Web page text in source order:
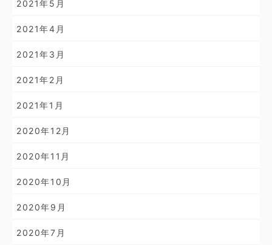
2021年5月
2021年4月
2021年3月
2021年2月
2021年1月
2020年12月
2020年11月
2020年10月
2020年9月
2020年7月